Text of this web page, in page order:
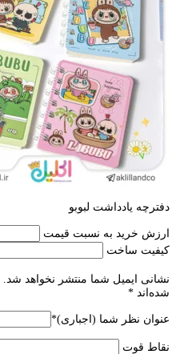
دفترچه یادداشت لبوبو
ارزش خرید به نسبت قیمت
کیفیت ساخت
نشانی ایمیل شما منتشر نخواهد شد.
شده‌اند *
عنوان نظر شما (اجباری)*
نقاط قوت